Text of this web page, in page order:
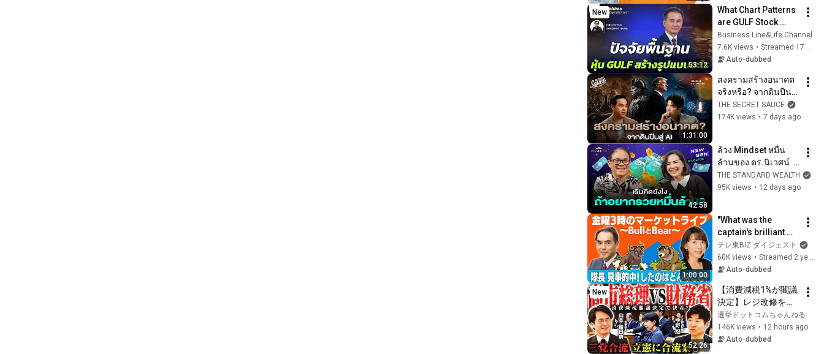
53:12
New
What Chart Patterns
are GULF Stock
Fundamentals
Creating? | Totally
Captivating.. Khun
Business Line&Life Channel
7.6K views •
Streamed 17 hours ago
Auto-dubbed
1:31:00
สงครามสร้างอนาคต
จริงหรือ? จากดินปืนสู่
AI | Global
Economic
THE SECRET SAUCE
174K views • 7 days ago
42:58
ล้วง Mindset หมื่น
ล้านของ ดร.นิเวศน์
กับ 3 สิ่งที่นำไปสู่ความ
สุข! l New Gen
THE STANDARD WEALTH
95K views • 12 days ago
1:00:00
"What was the
captain's brilliant
prediction?" [Friday
3pm Market Live
~Bull and Bear~]
テレ東BIZ ダイジェスト
60K views •
Streamed 2 years ago
Auto-dubbed
52:26
New
【消費減税1%が閣議
決定】レジ改修を巡
る攻防と自民党内の
激しい葛藤／中道・
立憲・公明の3党合流
選挙ドットコムちゃんねる
146K views • 12 hours ago
Auto-dubbed